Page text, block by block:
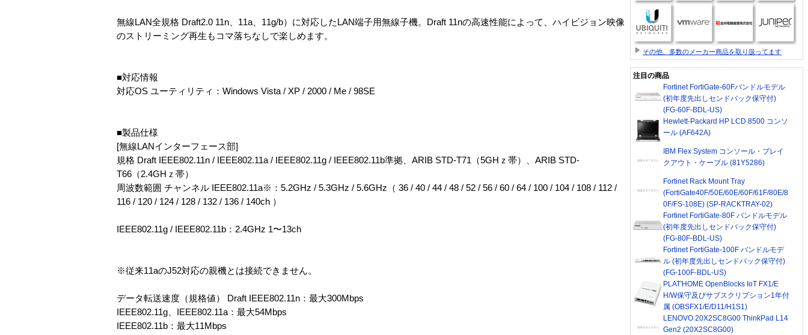
無線LAN全規格 Draft2.0 11n、11a、11g/b）に対応したLAN端子用無線子機。Draft 11nの高速性能によって、ハイビジョン映像
のストリーミング再生もコマ落ちなしで楽しめます。
■対応情報
対応OS ユーティリティ：Windows Vista / XP / 2000 / Me / 98SE
■製品仕様
[無線LANインターフェース部]
規格 Draft IEEE802.11n / IEEE802.11a / IEEE802.11g / IEEE802.11b準拠、ARIB STD-T71（5GHｚ帯）、ARIB STD-
T66（2.4GHｚ帯）
周波数範囲 チャンネル IEEE802.11a※：5.2GHz / 5.3GHz / 5.6GHz（ 36 / 40 / 44 / 48 / 52 / 56 / 60 / 64 / 100 / 104 / 108 / 112 /
116 / 120 / 124 / 128 / 132 / 136 / 140ch ）
IEEE802.11g / IEEE802.11b：2.4GHz 1〜13ch
※従来11aのJ52対応の親機とは接続できません。
データ転送速度（規格値） Draft IEEE802.11n：最大300Mbps
IEEE802.11g、IEEE802.11a：最大54Mbps
IEEE802.11b：最大11Mbps
その他、多数のメーカー商品を取り扱ってます
注目の商品
Fortinet FortiGate-60Fバンドルモデル
(初年度先出しセンドバック保守付)
(FG-60F-BDL-US)
Hewlett-Packard HP LCD 8500 コンソ
ール (AF642A)
IBM Flex System コンソール・ブレイ
クアウト・ケーブル (81Y5286)
Fortinet Rack Mount Tray
(FortiGate40F/50E/60E/60F/61F/80E/8
0F/FS-108E) (SP-RACKTRAY-02)
Fortinet FortiGate-80F バンドルモデル
(初年度先出しセンドバック保守付)
(FG-80F-BDL-US)
Fortinet FortiGate-100F バンドルモデ
ル (初年度先出しセンドバック保守付)
(FG-100F-BDL-US)
PLAT'HOME OpenBlocks IoT FX1/E
H/W保守及びサブスクリプション1年付
属 (OBSFX1/E/D11/H1S1)
LENOVO 20X2SC8G00 ThinkPad L14
Gen2 (20X2SC8G00)